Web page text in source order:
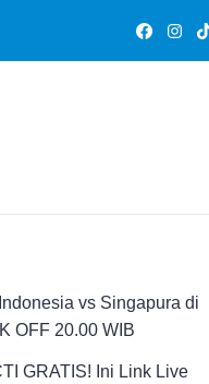
vs Singapura di
OFF 20.00 WIB
GRATIS! Ini Link Live